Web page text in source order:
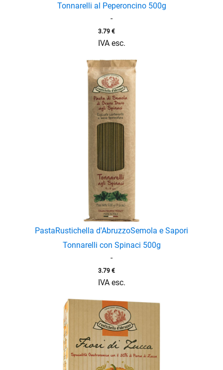
Tonnarelli al Peperoncino 500g
-
3.79 €
IVA esc.
PastaRustichella d'AbruzzoSemola e Sapori
Tonnarelli con Spinaci 500g
-
3.79 €
IVA esc.